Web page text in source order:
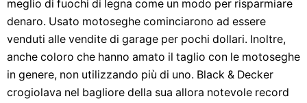
meglio di fuochi di legna come un modo per risparmiare
denaro. Usato motoseghe cominciarono ad essere
venduti alle vendite di garage per pochi dollari. Inoltre,
anche coloro che hanno amato il taglio con le motoseghe
in genere, non utilizzando più di uno. Black & Decker
crogiolava nel bagliore della sua allora notevole record